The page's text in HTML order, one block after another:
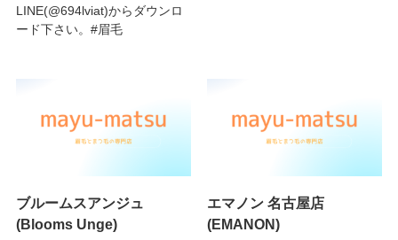
LINE(@694lviat)からダウンロ
ード下さい。#眉毛
ブルームスアンジュ
(Blooms Unge)
エマノン 名古屋店
(EMANON)